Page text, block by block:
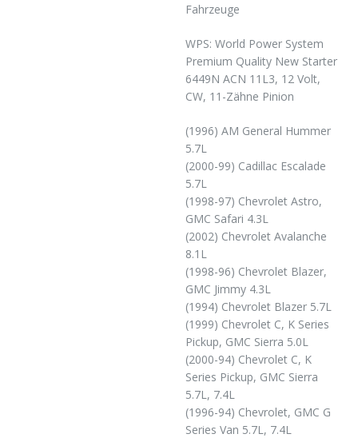
Fahrzeuge
WPS: World Power System
Premium Quality New Starter
6449N ACN 11L3, 12 Volt,
CW, 11-Zähne Pinion
(1996) AM General Hummer
5.7L
(2000-99) Cadillac Escalade
5.7L
(1998-97) Chevrolet Astro,
GMC Safari 4.3L
(2002) Chevrolet Avalanche
8.1L
(1998-96) Chevrolet Blazer,
GMC Jimmy 4.3L
(1994) Chevrolet Blazer 5.7L
(1999) Chevrolet C, K Series
Pickup, GMC Sierra 5.0L
(2000-94) Chevrolet C, K
Series Pickup, GMC Sierra
5.7L, 7.4L
(1996-94) Chevrolet, GMC G
Series Van 5.7L, 7.4L